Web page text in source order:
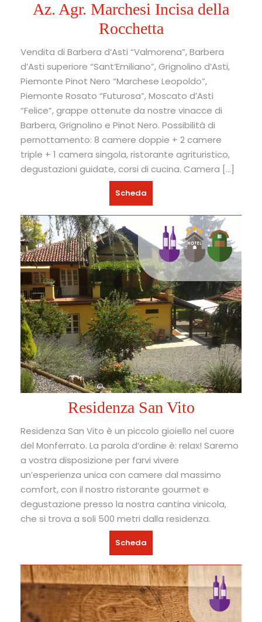
Az. Agr. Marchesi Incisa della
Rocchetta
Vendita di Barbera d’Asti “Valmorena”, Barbera
d’Asti superiore “Sant’Emiliano”, Grignolino d’Asti,
Piemonte Pinot Nero “Marchese Leopoldo”,
Piemonte Rosato “Futurosa”, Moscato d’Asti
“Felice”, grappe ottenute da nostre vinacce di
Barbera, Grignolino e Pinot Nero. Possibilità di
pernottamento: 8 camere doppie + 2 camere
triple + 1 camera singola, ristorante agrituristico,
degustazioni guidate, corsi di cucina. Camera […]
Scheda
Residenza San Vito
Residenza San Vito è un piccolo gioiello nel cuore
del Monferrato. La parola d’ordine è: relax! Saremo
a vostra disposizione per farvi vivere
un’esperienza unica con camere dal massimo
comfort, con il nostro ristorante gourmet e
degustazione presso la nostra cantina vinicola,
che si trova a soli 500 metri dalla residenza.
Scheda